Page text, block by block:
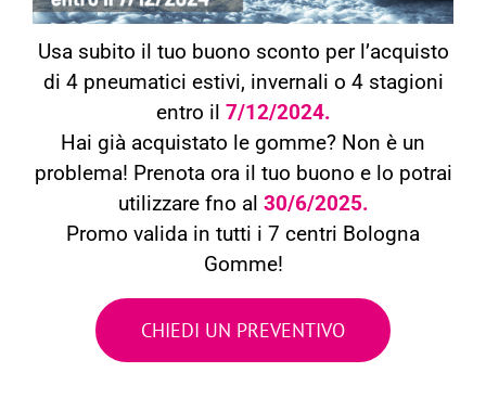
Usa subito il tuo buono sconto per l’acquisto
di 4 pneumatici estivi, invernali o 4 stagioni
entro il 7/12/2024.
Hai già acquistato le gomme? Non è un
problema! Prenota ora il tuo buono e lo potrai
utilizzare fno al 30/6/2025.
Promo valida in tutti i 7 centri Bologna
Gomme!
CHIEDI UN PREVENTIVO